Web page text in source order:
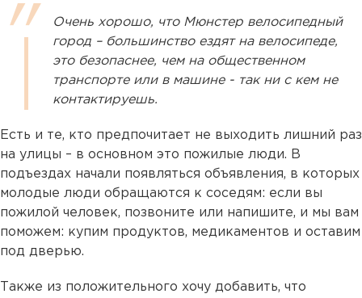
Очень хорошо, что Мюнстер велосипедный
город – большинство ездят на велосипеде,
это безопаснее, чем на общественном
транспорте или в машине - так ни с кем не
контактируешь.
Есть и те, кто предпочитает не выходить лишний раз
на улицы – в основном это пожилые люди. В
подъездах начали появляться объявления, в которых
молодые люди обращаются к соседям: если вы
пожилой человек, позвоните или напишите, и мы вам
поможем: купим продуктов, медикаментов и оставим
под дверью.
Также из положительного хочу добавить, что